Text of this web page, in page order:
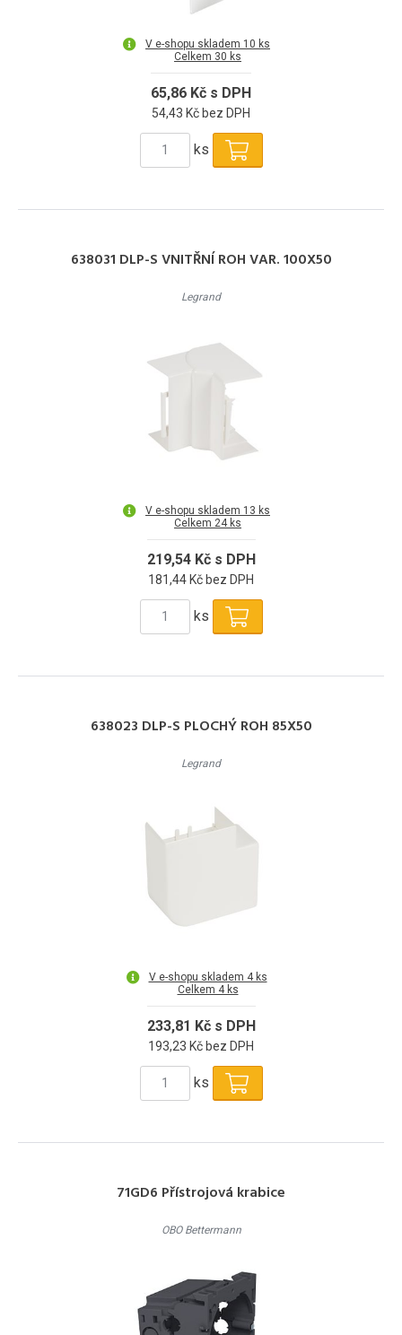
V e-shopu skladem 10 ks
Celkem 30 ks
65,86 Kč s DPH
54,43 Kč bez DPH
ks
638031 DLP-S VNITŘNÍ ROH VAR. 100X50
Legrand
V e-shopu skladem 13 ks
Celkem 24 ks
219,54 Kč s DPH
181,44 Kč bez DPH
ks
638023 DLP-S PLOCHÝ ROH 85X50
Legrand
V e-shopu skladem 4 ks
Celkem 4 ks
233,81 Kč s DPH
193,23 Kč bez DPH
ks
71GD6 Přístrojová krabice
OBO Bettermann